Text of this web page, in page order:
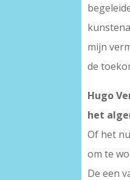
mijn
de
Hugo
het
Of het
om te
De een